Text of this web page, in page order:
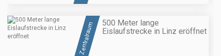
Zentralraum
500 Meter lange
Eislaufstrecke in Linz eröffnet